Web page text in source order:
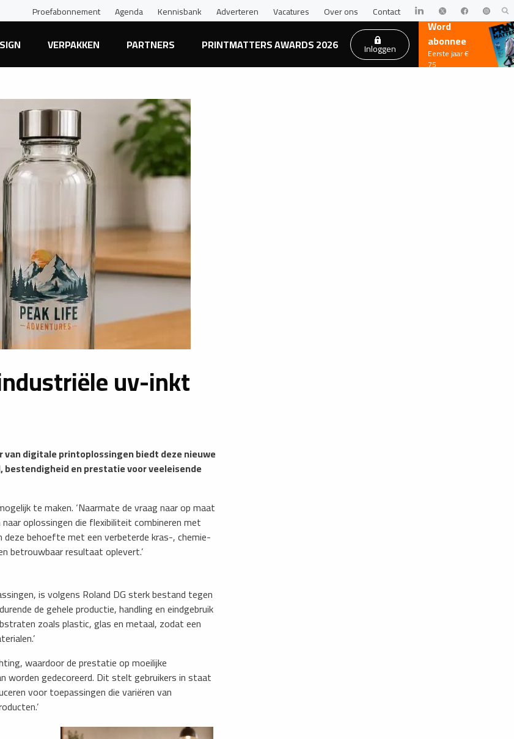
Proefabonnement Agenda Kennisbank Adverteren Vacatures Over ons Contact
SIGN VERPAKKEN PARTNERS PRINTMATTERS AWARDS 2026 Inloggen
Word
abonnee
Eerste jaar €
75
uv-inkt
van digitale printoplossingen biedt deze nieuwe
en prestatie voor veeleisende
te maken. ‘Naarmate de vraag naar op maat
oplossingen die flexibiliteit combineren met
deze behoefte met een verbeterde kras-, chemie-
betrouwbaar resultaat oplevert.’
is volgens Roland DG sterk bestand tegen
de gehele productie, handling en eindgebruik
zoals plastic, glas en metaal, zodat een
waardoor de prestatie op moeilijke
worden gedecoreerd. Dit stelt gebruikers in staat
voor toepassingen die variëren van